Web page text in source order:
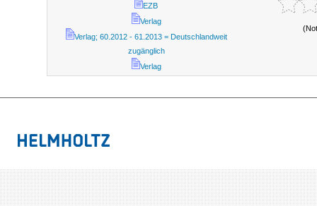
EZB
Verlag
Verlag; 60.2012 - 61.2013 = Deutschlandweit
zugänglich
Verlag